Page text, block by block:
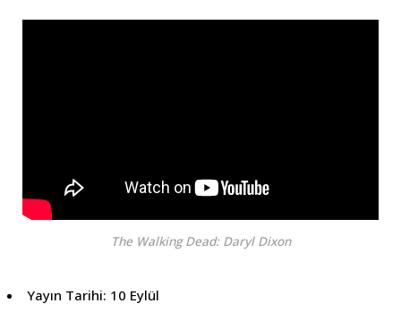
The Walking Dead: Daryl Dixon
Yayın Tarihi: 10 Eylül